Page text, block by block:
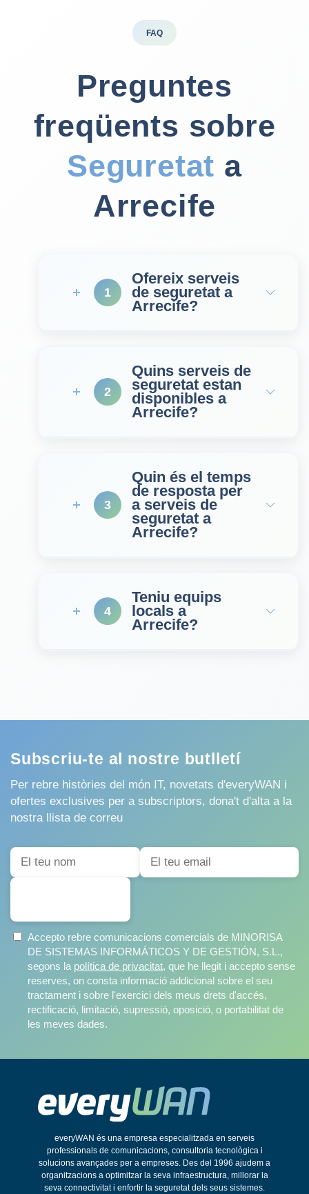
FAQ
Preguntes
freqüents sobre
Seguretat a
Arrecife
1
Ofereix serveis
de seguretat a
Arrecife?
2
Quins serveis de
seguretat estan
disponibles a
Arrecife?
3
Quin és el temps
de resposta per
a serveis de
seguretat a
Arrecife?
4
Teniu equips
locals a
Arrecife?
Subscriu-te al nostre butlletí
Per rebre històries del món IT, novetats d'everyWAN i
ofertes exclusives per a subscriptors, dona't d'alta a la
nostra llista de correu
Accepto rebre comunicacions comercials de MINORISA
DE SISTEMAS INFORMÁTICOS Y DE GESTIÓN, S.L.,
segons la política de privacitat, que he llegit i accepto sense
reserves, on consta informació addicional sobre el seu
tractament i sobre l'exercici dels meus drets d'accés,
rectificació, limitació, supressió, oposició, o portabilitat de
les meves dades.
everyWAN és una empresa especialitzada en serveis
professionals de comunicacions, consultoria tecnològica i
solucions avançades per a empreses. Des del 1996 ajudem a
organitzacions a optimitzar la seva infraestructura, millorar la
seva connectivitat i enfortir la seguretat dels seus sistemes.